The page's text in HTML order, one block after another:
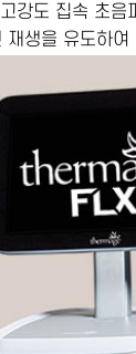
강도 집속 초음
재생을 유도하여